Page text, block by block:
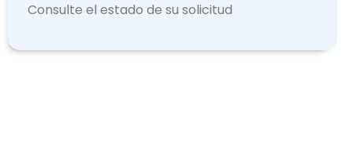
Consulte el estado de su solicitud